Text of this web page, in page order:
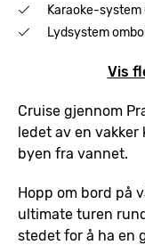
Karaoke-system
Lydsystem
Vis
Cruise gjennom
ledet av en
byen fra vannet.
Hopp om bord på
ultimate turen
stedet for å ha en